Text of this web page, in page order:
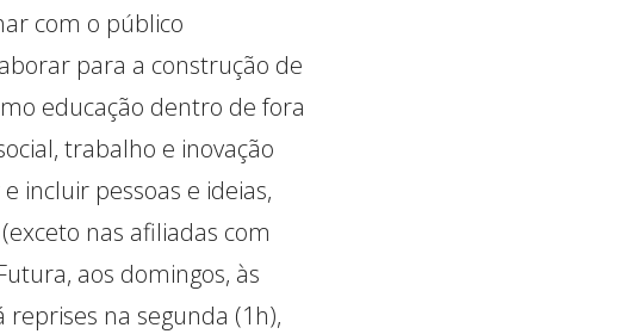
com o público
para a construção de
educação dentro de fora
trabalho e inovação
incluir pessoas e ideias,
nas afiliadas com
aos domingos, às
na segunda (1h),